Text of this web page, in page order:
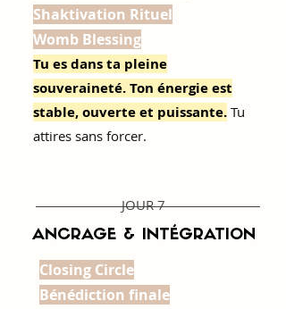
Shaktivation Rituel
Womb Blessing
Tu es dans ta pleine
souveraineté. Ton énergie est
stable, ouverte et puissante. Tu
attires sans forcer.
JOUR 7
ANCRAGE & INTÉGRATION
Closing Circle
Bénédiction finale